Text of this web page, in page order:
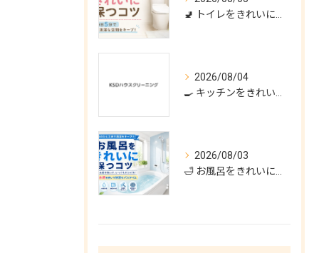
2026/08/04
2026/08/03